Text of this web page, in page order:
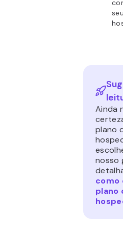
Ainda
plano
nosso
como
plano